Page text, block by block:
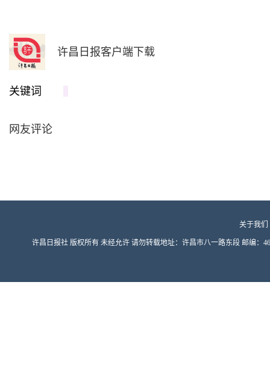
许昌日报客户端下载
关键词
网友评论
关于我们
许昌日报社 版权所有 未经允许 请勿转载地址：许昌市八一路东段 邮编：